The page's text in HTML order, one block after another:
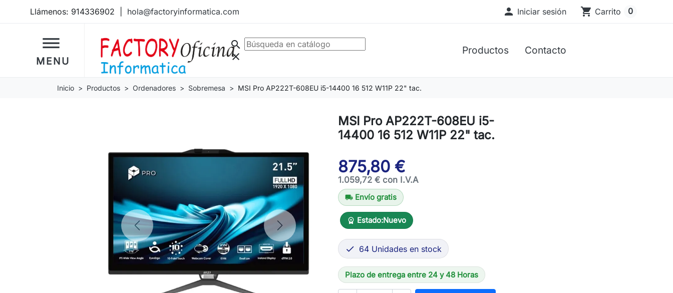
Llámenos: 914336902 hola@factoryinformatica.com  Iniciar sesión shopping_cart Carrito 0
dehaze
MENU
Productos Contacto
search
clear
Inicio Productos Ordenadores Sobremesa MSI Pro AP222T-608EU i5-14400 16 512 W11P 22" tac.
Previous Next
MSI Pro AP222T-608EU i5-
14400 16 512 W11P 22" tac.
875,80 €
1.059,72 € con I.V.A
local_shipping Envío gratis
workspace_premium Estado:Nuevo
 64 Unidades en stock
Plazo de entrega entre 24 y 48 Horas